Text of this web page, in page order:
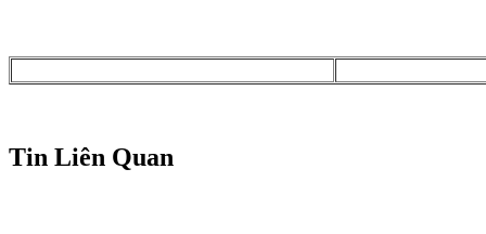
Tin Liên Quan